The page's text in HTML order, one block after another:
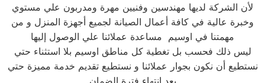
لأن الشركة لديها مهندسين وفنيين مهرة ومدربون علي مستوي
وخبرة عالية في كافة أعمال الصيانة لجميع أجهزة المنزل و من
مهمتنا في اوسيم مساعدة عملائنا علي الوصول إليها
ليس ذلك فحسب بل تغطية كل مناطق اوسيم بلا استثناء حتي
نستطيع أن نكون بجوار عملائنا و نستطيع تقديم خدمة مميزة حتي
بعد انتهاء فترة الضمان